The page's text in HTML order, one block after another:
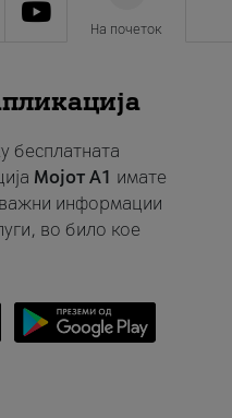
На почеток
бесплатната
Мојот A1 имате
информации
во било кое